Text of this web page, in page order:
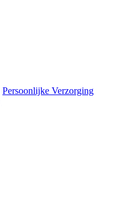
Persoonlijke Verzorging